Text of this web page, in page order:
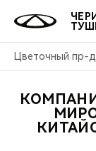
Цветочный пр-